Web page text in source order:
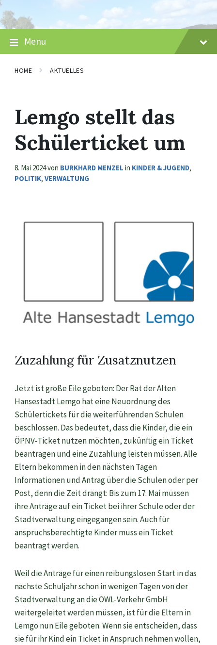
Skip
to
content
Skip
to
main
navigation
Skip
to
footer
Menu
HOME AKTUELLES
Lemgo stellt das
Schülerticket um
8. Mai 2024von BURKHARD MENZEL in KINDER & JUGEND,
POLITIK, VERWALTUNG
Zuzahlung für Zusatznutzen
Jetzt ist große Eile geboten: Der Rat der Alten
Hansestadt Lemgo hat eine Neuordnung des
Schülertickets für die weiterführenden Schulen
beschlossen. Das bedeutet, dass die Kinder, die ein
ÖPNV-Ticket nutzen möchten, zukünftig ein Ticket
beantragen und eine Zuzahlung leisten müssen. Alle
Eltern bekommen in den nächsten Tagen
Informationen und Antrag über die Schulen oder per
Post, denn die Zeit drängt: Bis zum 17. Mai müssen
ihre Anträge auf ein Ticket bei ihrer Schule oder der
Stadtverwaltung eingegangen sein. Auch für
anspruchsberechtigte Kinder muss ein Ticket
beantragt werden.
Weil die Anträge für einen reibungslosen Start in das
nächste Schuljahr schon in wenigen Tagen von der
Stadtverwaltung an die OWL-Verkehr GmbH
weitergeleitet werden müssen, ist für die Eltern in
Lemgo nun Eile geboten. Wenn sie entscheiden, dass
sie für ihr Kind ein Ticket in Anspruch nehmen wollen,